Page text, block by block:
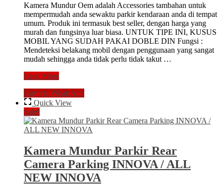
was:
Rp151,000.
is:
Rp140,000.
Kamera Mundur Oem adalah Accessories tambahan untuk
mempermudah anda sewaktu parkir kendaraan anda di tempat
umum. Produk ini termasuk best seller, dengan harga yang
murah dan fungsinya luar biasa. UNTUK TIPE INI, KUSUS
MOBIL YANG SUDAH PAKAI DOBLE DIN Fungsi :
Mendeteksi belakang mobil dengan penggunaan yang sangat
mudah sehingga anda tidak perlu tidak takut …
Rear
Camera
/
Kamera
Mundur
AVANZA
XENIA
VVT-
i
(lama)
Read More
Buy via WhatsApp
Quick View
Sale!
Kamera Mundur Parkir Rear
Camera Parking INNOVA / ALL
NEW INNOVA